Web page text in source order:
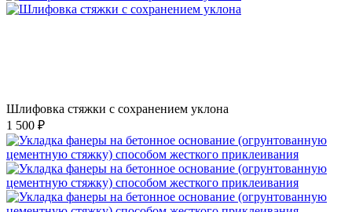
Шлифовка стяжки с сохранением уклона
1 500 ₽